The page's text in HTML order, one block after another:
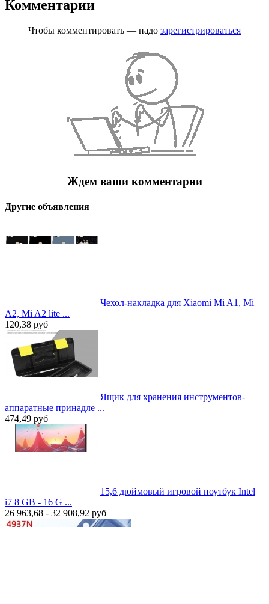
Комментарии
Чтобы комментировать — надо зарегистрироваться
Ждем ваши комментарии
Другие объявления
Чехол-накладка для Xiaomi Mi A1, Mi
A2, Mi A2 lite ...
120,38 руб
Ящик для хранения инструментов-
аппаратные принадле ...
474,49 руб
15,6 дюймовый игровой ноутбук Intel
i7 8 GB - 16 G ...
26 963,68 - 32 908,92 руб